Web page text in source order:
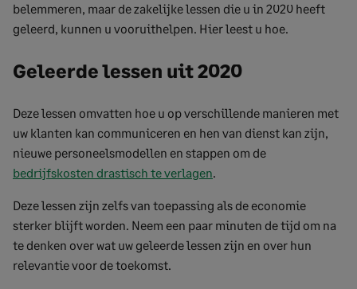
belemmeren, maar de zakelijke lessen die u in 2020 heeft
geleerd, kunnen u vooruithelpen. Hier leest u hoe.
Geleerde lessen uit 2020
Deze lessen omvatten hoe u op verschillende manieren met
uw klanten kan communiceren en hen van dienst kan zijn,
nieuwe personeelsmodellen en stappen om de
bedrijfskosten drastisch te verlagen.
Deze lessen zijn zelfs van toepassing als de economie
sterker blijft worden. Neem een paar minuten de tijd om na
te denken over wat uw geleerde lessen zijn en over hun
relevantie voor de toekomst.